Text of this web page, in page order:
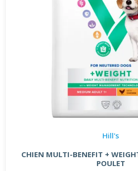
Hill's
CHIEN MULTI-BENEFIT +
POULET